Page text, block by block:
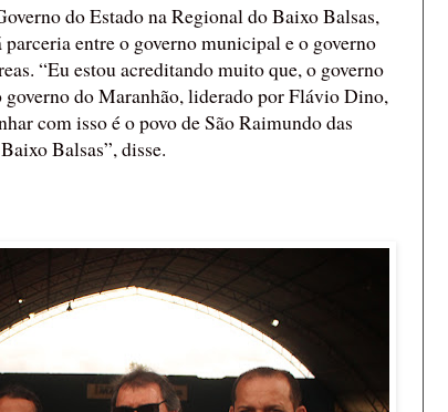
do Estado na Regional do Baixo Balsas,
entre o governo municipal e o governo
“Eu estou acreditando muito que, o governo
do Maranhão, liderado por Flávio Dino,
com isso é o povo de São Raimundo das
Balsas”, disse.